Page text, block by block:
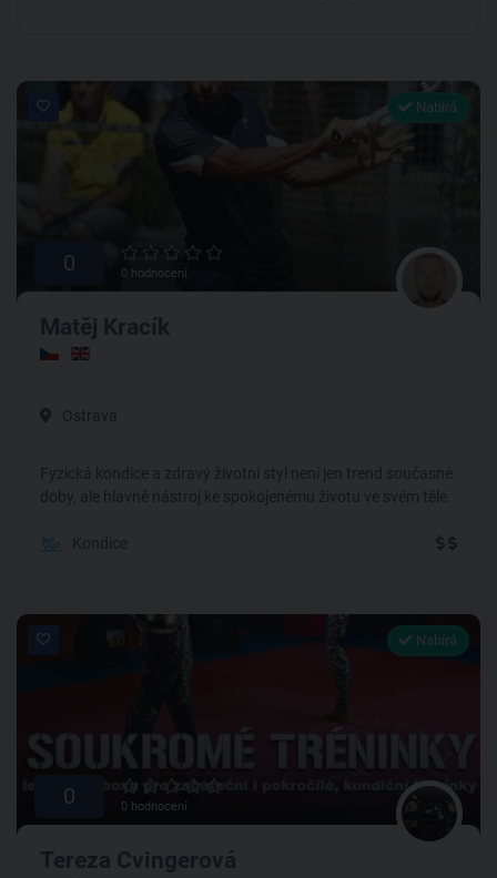
Nabírá
0 0 hodnocení
Matěj Kracík
Ostrava
Fyzická kondice a zdravý životní styl není jen trend současné
doby, ale hlavně nástroj ke spokojenému životu ve svém těle.
Kondice
Nabírá
0 0 hodnocení
Tereza Cvingerová